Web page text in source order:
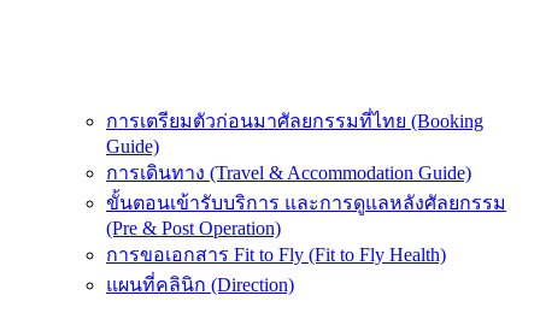
การเตรียมตัวก่อนมาศัลยกรรมที่ไทย (Booking
Guide)
การเดินทาง (Travel & Accommodation Guide)
ขั้นตอนเข้ารับบริการ และการดูแลหลังศัลยกรรม
(Pre & Post Operation)
การขอเอกสาร Fit to Fly (Fit to Fly Health)
แผนที่คลินิก (Direction)